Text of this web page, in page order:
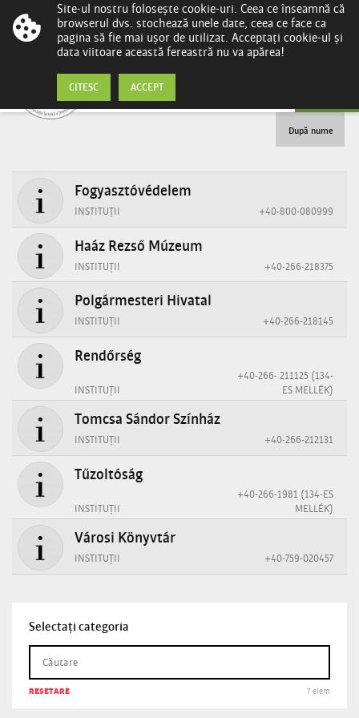
Instituții
După nume
Fogyasztóvédelem
INSTITUȚII +40-800-080999
Haáz Rezső Múzeum
INSTITUȚII +40-266-218375
Polgármesteri Hivatal
INSTITUȚII +40-266-218145
Rendőrség
INSTITUȚII
+40-266- 211125 (134-
ES MELLÉK)
Tomcsa Sándor Színház
INSTITUȚII +40-266-212131
Tűzoltóság
INSTITUȚII
+40-266-1981 (134-ES
MELLÉK)
Városi Könyvtár
INSTITUȚII +40-759-020457
Selectați categoria
RESETARE 7 elem
Site-ul nostru folosește cookie-uri. Ceea ce înseamnă că
browserul dvs. stochează unele date, ceea ce face ca
pagina să fie mai ușor de utilizat. Acceptați cookie-ul și
data viitoare această fereastră nu va apărea!
CITESC ACCEPT